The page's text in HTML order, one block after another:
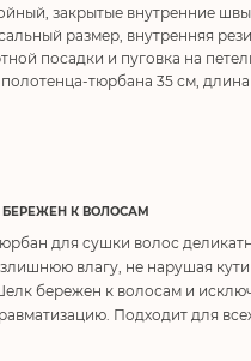
закрытые внутренние швы
размер, внутренняя
посадки и пуговка на
тюрбана 35 см,
БЕРЕЖЕН К ВОЛОСАМ
для сушки волос
влагу, не нарушая
бережен к волосам и
Подходит для